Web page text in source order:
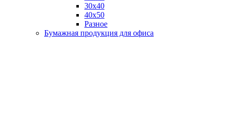
30х40
40х50
Разное
Бумажная продукция для офиса